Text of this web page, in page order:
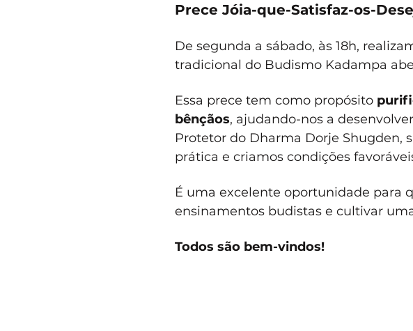
Prece Jóia-que-Satisfaz-os-
De segunda a sábado, às 18h,
tradicional do Budismo Kadampa
Essa prece tem como propósito
bênçãos, ajudando-nos a
Protetor do Dharma Dorje Shugden,
prática e criamos condições
É uma excelente oportunidade para
ensinamentos budistas e cultivar
Todos são bem-vindos!